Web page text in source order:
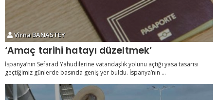
Virna BANASTEY
‘Amaç tarihi hatayı düzeltmek’
İspanya’nın Sefarad Yahudilerine vatandaşlık yolunu açtığı yasa tasarısı
geçtiğimiz günlerde basında geniş yer buldu. İspanya’nın ...